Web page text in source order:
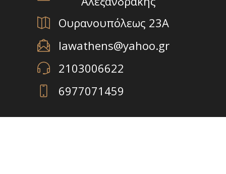
Ουρανουπόλεως 23Α
lawathens@yahoo.gr
2103006622
6977071459